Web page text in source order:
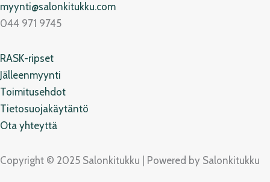
o
k
r
a
p
myynti@salonkitukku.com
044 971 9745
RASK-ripset
Jälleenmyynti
Toimitusehdot
Tietosuojakäytäntö
Ota yhteyttä
Copyright © 2025 Salonkitukku | Powered by Salonkitukku